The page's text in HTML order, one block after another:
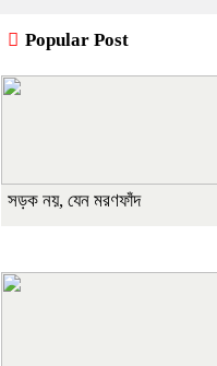
Popular Post
সড়ক নয়, যেন মরণফাঁদ